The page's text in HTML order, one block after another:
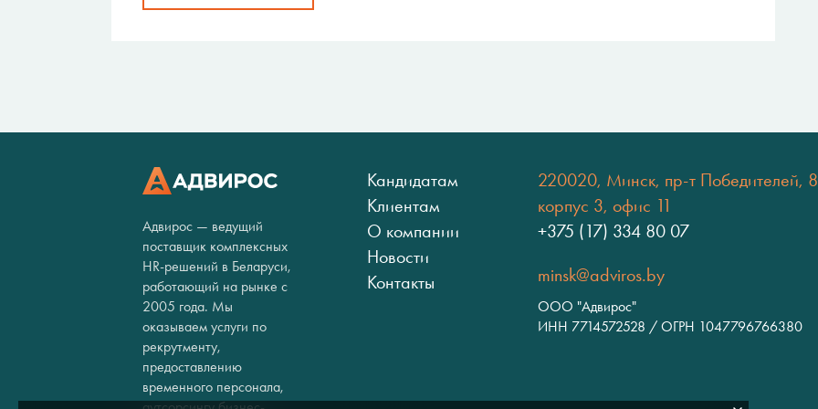
Адвирос — ведущий
поставщик комплексных
HR-решений в Беларуси,
работающий на рынке с
2005 года. Мы
оказываем услуги по
рекрутменту,
предоставлению
временного персонала,
Кандидатам
Клиентам
О компании
Новости
Контакты
220020, Минск, пр-т Победителей,
корпус 3, офис 11
+375 (17) 334 80 07
minsk@adviros.by
ООО "Адвирос"
ИНН 7714572528 / ОГРН 1047796766380